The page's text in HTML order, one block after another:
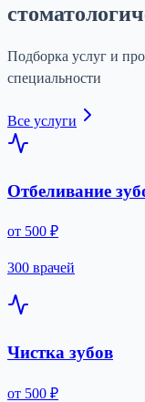
Подборка услуг и
специальности
Все услуги
Отбеливание
от 500 ₽
300 врачей
Чистка зубов
от 500 ₽